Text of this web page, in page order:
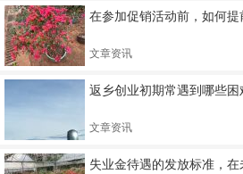
在参加促销活动前，如何提
文章资讯
返乡创业初期常遇到哪些困
文章资讯
失业金待遇的发放标准，在